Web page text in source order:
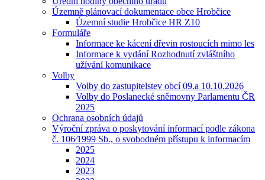
Územně plánovací dokumentace obce Hrobčice
Územní studie Hrobčice HR Z10
Formuláře
Informace ke kácení dřevin rostoucích mimo les
Informace k vydání Rozhodnutí zvláštního
užívání komunikace
Volby
Volby do zastupitelstev obcí 09.a 10.10.2026
Volby do Poslanecké sněmovny Parlamentu ČR
2025
Ochrana osobních údajů
Výroční zpráva o poskytování informací podle zákona
č. 106⁄1999 Sb., o svobodném přístupu k informacím
2025
2024
2023